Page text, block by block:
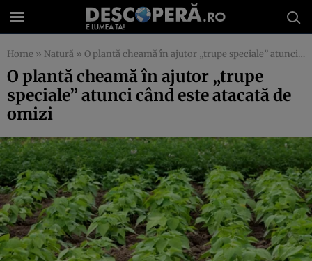
Home » Natură » O plantă cheamă în ajutor „trupe speciale” atunci când este atacată de omizi
O plantă cheamă în ajutor „trupe
speciale” atunci când este atacată de
omizi